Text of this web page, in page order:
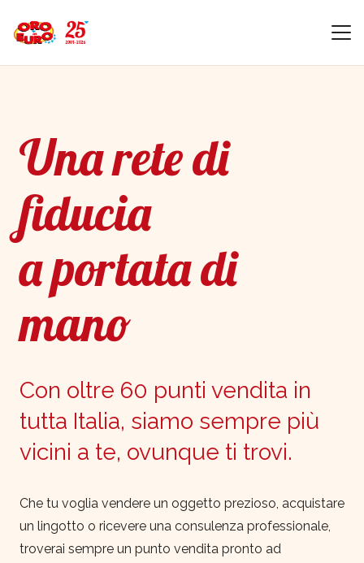
Una rete di
fiducia
a portata di
mano
Con oltre 60 punti vendita in
tutta Italia, siamo sempre più
vicini a te, ovunque ti trovi.
Che tu voglia vendere un oggetto prezioso, acquistare
un lingotto o ricevere una consulenza professionale,
troverai sempre un punto vendita pronto ad